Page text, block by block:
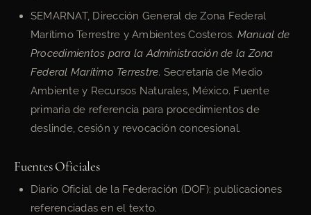
SEMARNAT, Dirección General de Zona Federal
Marítimo Terrestre y Ambientes Costeros. Manual de
Procedimientos para la Administración de la Zona
Federal Marítimo Terrestre. Secretaría de Medio
Ambiente y Recursos Naturales, México. Fuente
primaria de referencia para procedimientos de
deslinde, cesión y revocación concesional.
Fuentes Oficiales
Diario Oficial de la Federación (DOF): publicaciones
referenciadas en el texto.